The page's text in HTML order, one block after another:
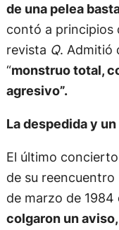
de una pelea
contó a principios
revista Q. Admitió
“monstruo total,
agresivo”.
La despedida y
El último
de su
de marzo de 1984
colgaron un